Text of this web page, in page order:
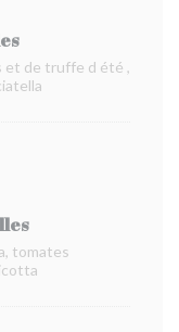
et de truffe d été ,
tomates